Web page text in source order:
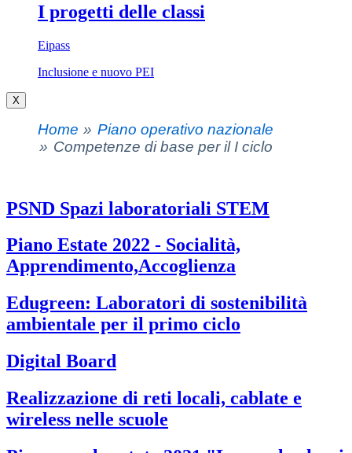
I progetti delle classi
Eipass
Inclusione e nuovo PEI
X
Home
Piano operativo nazionale
Competenze di base per il I ciclo
PSND Spazi laboratoriali STEM
Piano Estate 2022 - Socialità,
Apprendimento,Accoglienza
Edugreen: Laboratori di sostenibilità
ambientale per il primo ciclo
Digital Board
Realizzazione di reti locali, cablate e
wireless nelle scuole